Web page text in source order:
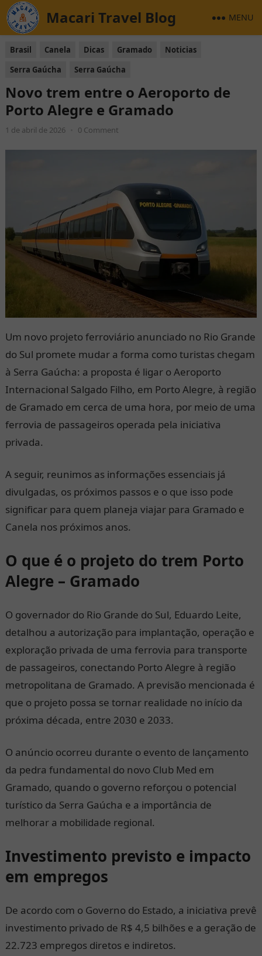
Macari Travel Blog MENU
Brasil Canela Dicas Gramado
Noticias
Serra Gaúcha
Serra Gaúcha
Novo trem entre o Aeroporto de
Porto Alegre e Gramado
1 de abril de 2026 0 Comment
Um novo projeto ferroviário anunciado no Rio Grande
do Sul promete mudar a forma como turistas chegam
à Serra Gaúcha: a proposta é ligar o Aeroporto
Internacional Salgado Filho, em Porto Alegre, à região
de Gramado em cerca de uma hora, por meio de uma
ferrovia de passageiros operada pela iniciativa
privada.
A seguir, reunimos as informações essenciais já
divulgadas, os próximos passos e o que isso pode
significar para quem planeja viajar para Gramado e
Canela nos próximos anos.
O que é o projeto do trem Porto
Alegre – Gramado
O governador do Rio Grande do Sul, Eduardo Leite,
detalhou a autorização para implantação, operação e
exploração privada de uma ferrovia para transporte
de passageiros, conectando Porto Alegre à região
metropolitana de Gramado. A previsão mencionada é
que o projeto possa se tornar realidade no início da
próxima década, entre 2030 e 2033.
O anúncio ocorreu durante o evento de lançamento
da pedra fundamental do novo Club Med em
Gramado, quando o governo reforçou o potencial
turístico da Serra Gaúcha e a importância de
melhorar a mobilidade regional.
Investimento previsto e impacto
em empregos
De acordo com o Governo do Estado, a iniciativa prevê
investimento privado de R$ 4,5 bilhões e a geração de
22.723 empregos diretos e indiretos.